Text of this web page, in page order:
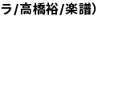
/高橋裕/楽譜）